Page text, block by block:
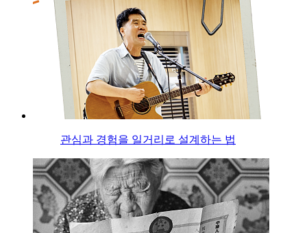
관심과 경험을 일거리로 설계하는 법